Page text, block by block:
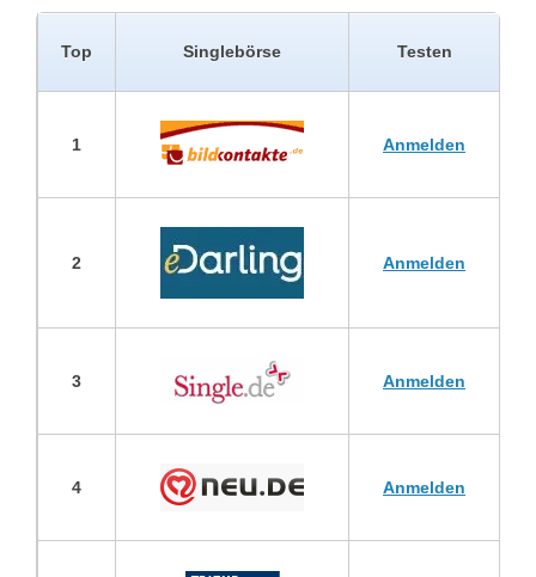
Top Singlebörse Testen
1 Anmelden
2 Anmelden
3 Anmelden
4 Anmelden